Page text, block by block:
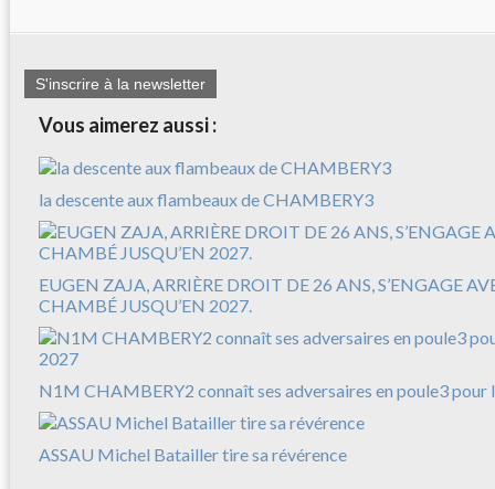
S'inscrire à la newsletter
Vous aimerez aussi :
la descente aux flambeaux de CHAMBERY3
EUGEN ZAJA, ARRIÈRE DROIT DE 26 ANS, S’ENGAGE
CHAMBÉ JUSQU’EN 2027.
N1M CHAMBERY2 connaît ses adversaires en poule3 pour
ASSAU Michel Batailler tire sa révérence